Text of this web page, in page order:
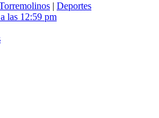
| Deportes
las 12:59 pm